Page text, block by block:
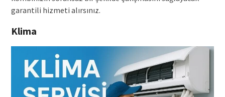
garantili hizmeti alırsınız.
Klima